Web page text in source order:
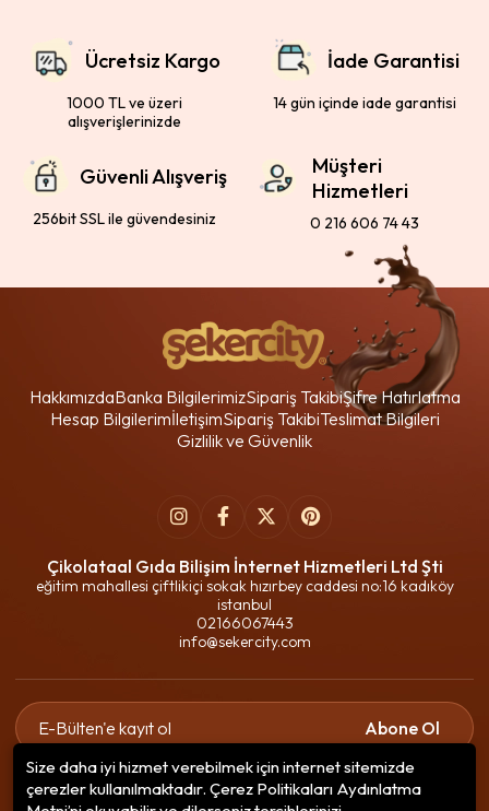
Ücretsiz Kargo
1000 TL ve üzeri
alışverişlerinizde
İade Garantisi
14 gün içinde iade garantisi
Güvenli Alışveriş
256bit SSL ile güvendesiniz
Müşteri
Hizmetleri
0 216 606 74 43
HakkımızdaBanka BilgilerimizSipariş TakibiŞifre Hatırlatma
Hesap BilgilerimİletişimSipariş TakibiTeslimat Bilgileri
Gizlilik ve Güvenlik
Çikolataal Gıda Bilişim İnternet Hizmetleri Ltd Şti
eğitim mahallesi çiftlikiçi sokak hızırbey caddesi no:16 kadıköy
istanbul
02166067443
info@sekercity.com
Abone Ol
Gizlilik politikasınıokudum ve elektronik posta almayı kabul
ediyorum.
Size daha iyi hizmet verebilmek için internet sitemizde
çerezler kullanılmaktadır. Çerez Politikaları Aydınlatma